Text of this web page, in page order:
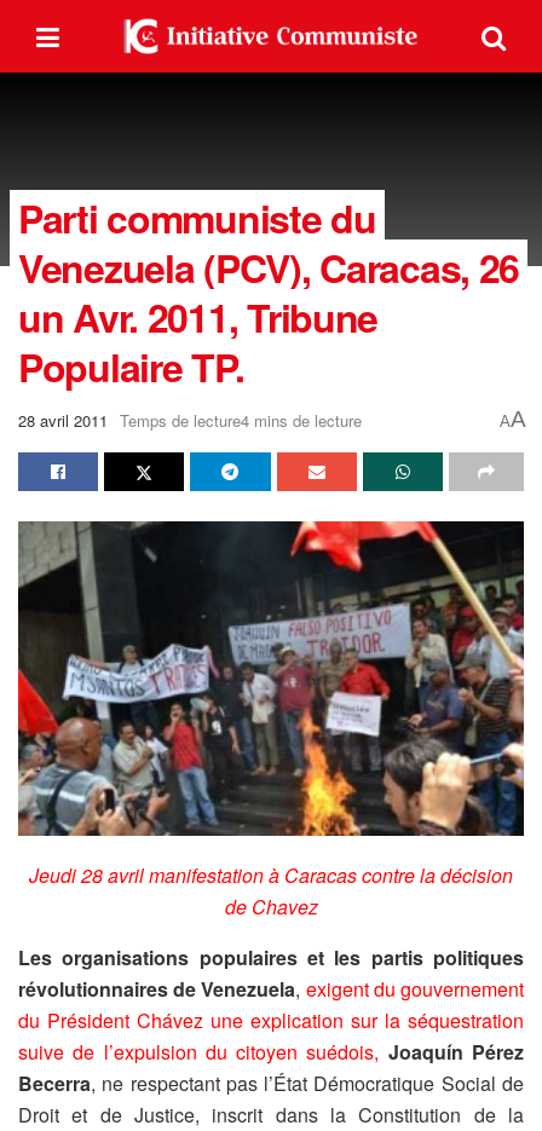
Parti communiste du
Venezuela (PCV), Caracas, 26
un Avr. 2011, Tribune
Populaire TP.
28 avril 2011 Temps de lecture4 mins de lecture AA
Jeudi 28 avril manifestation à Caracas contre la décision
de Chavez
Les organisations populaires et les partis politiques
révolutionnaires de Venezuela, exigent du gouvernement
du Président Chávez une explication sur la séquestration
suive de l’expulsion du citoyen suédois, Joaquín Pérez
Becerra, ne respectant pas l’État Démocratique Social de
Droit et de Justice, inscrit dans la Constitution de la